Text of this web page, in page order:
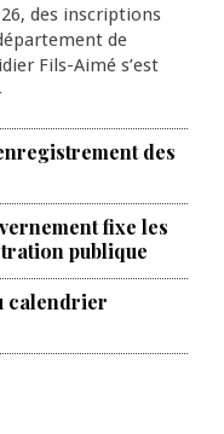
des inscriptions
de
Fils-Aimé s’est
des
fixe les
publique
calendrier
et de
pour
du